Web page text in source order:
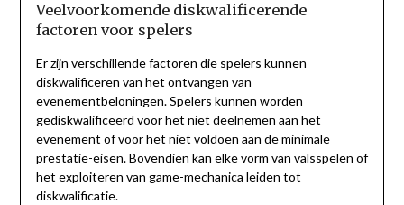
Veelvoorkomende diskwalificerende
factoren voor spelers
Er zijn verschillende factoren die spelers kunnen
diskwalificeren van het ontvangen van
evenementbeloningen. Spelers kunnen worden
gediskwalificeerd voor het niet deelnemen aan het
evenement of voor het niet voldoen aan de minimale
prestatie-eisen. Bovendien kan elke vorm van valsspelen of
het exploiteren van game-mechanica leiden tot
diskwalificatie.